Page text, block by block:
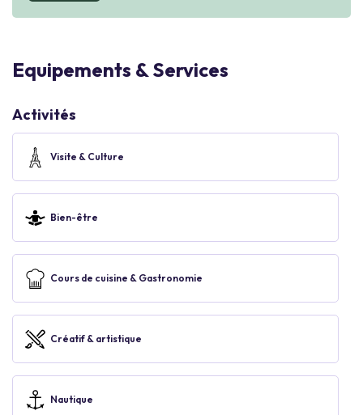
Equipements & Services
Activités
Visite & Culture
Bien-être
Cours de cuisine & Gastronomie
Créatif & artistique
Nautique